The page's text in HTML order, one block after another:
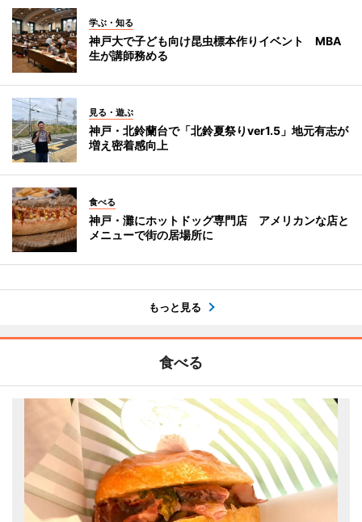
学ぶ・知る
神戸大で子ども向け昆虫標本作りイベント MBA
生が講師務める
見る・遊ぶ
神戸・北鈴蘭台で「北鈴夏祭りver1.5」地元有志が
増え密着感向上
食べる
神戸・灘にホットドッグ専門店 アメリカンな店と
メニューで街の居場所に
もっと見る
食べる